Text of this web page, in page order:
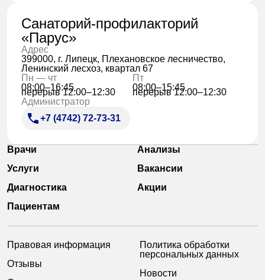
Санаторий-профилакторий
«Парус»
Адрес
399000, г. Липецк, Плехановское лесничество,
Ленинский лесхоз, квартал 67
Пн — чт
08:00–16:45
перерыв 12:00–12:30
Пт
08:00–15:45
перерыв 12:00–12:30
Администратор
+7 (4742) 72-73-31
Врачи
Анализы
Услуги
Вакансии
Диагностика
Акции
Пациентам
Правовая информация
Отзывы
Политика обработки
персональных данных
Новости